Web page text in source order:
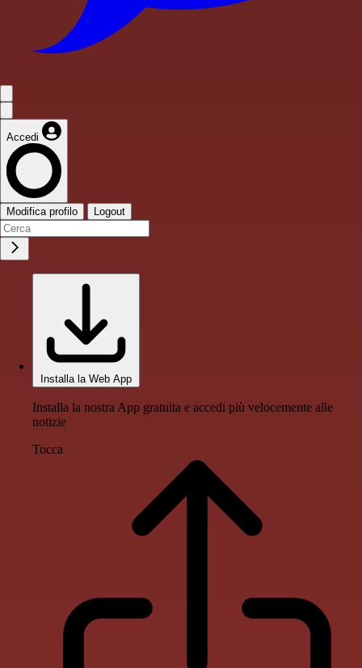
Accedi
Modifica profilo Logout
Installa la Web App
Installa la nostra App gratuita e accedi più velocemente alle
notizie
Tocca